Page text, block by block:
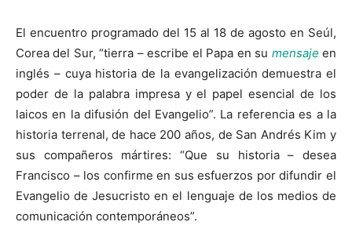
El encuentro programado del 15 al 18 de agosto en Seúl,
Corea del Sur, “tierra – escribe el Papa en su mensaje en
inglés – cuya historia de la evangelización demuestra el
poder de la palabra impresa y el papel esencial de los
laicos en la difusión del Evangelio”. La referencia es a la
historia terrenal, de hace 200 años, de San Andrés Kim y
sus compañeros mártires: “Que su historia – desea
Francisco – los confirme en sus esfuerzos por difundir el
Evangelio de Jesucristo en el lenguaje de los medios de
comunicación contemporáneos”.